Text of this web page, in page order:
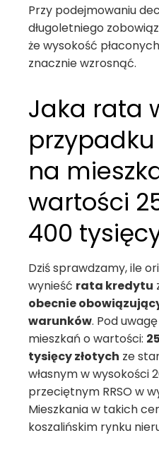
Przy podejmowaniu
długoletniego
że wysokość
znacznie wzrosnąć.
Jaka rata
na
wartości
400
Dziś sprawdzamy, ile
wynieść rata kredytu
obecnie
warunków. Pod
mieszkań o wartości:
tysięcy złotych ze
własnym w wysokości
przeciętnym RRSO w
Mieszkania w takich
koszalińskim rynku